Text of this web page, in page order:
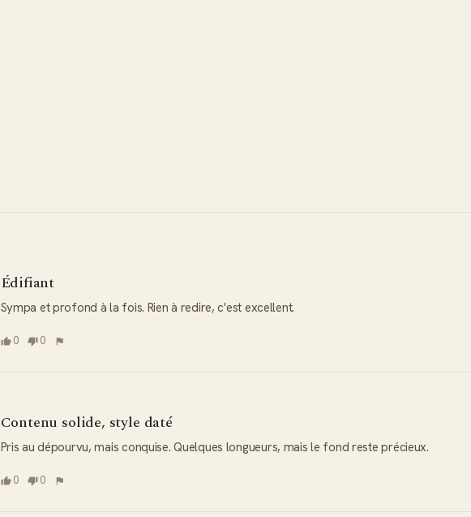
Édifiant
Sympa et profond à la fois. Rien à redire, c'est excellent.
0 0
Contenu solide, style daté
Pris au dépourvu, mais conquise. Quelques longueurs, mais le fond reste précieux.
0 0